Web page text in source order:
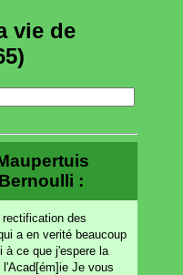
vie de
:
des
a en verité beaucoup
à ce que j'espere la
Je vous